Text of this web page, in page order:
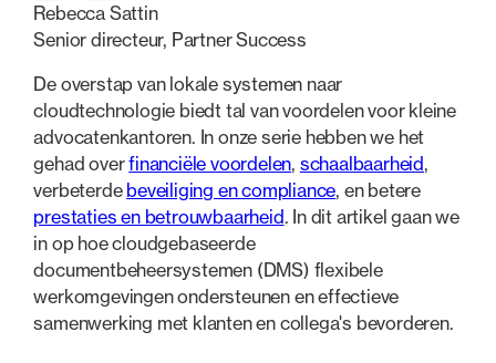
Rebecca Sattin
Senior directeur, Partner Success
De overstap van lokale systemen naar
cloudtechnologie biedt tal van voordelen voor kleine
advocatenkantoren. In onze serie hebben we het
gehad overfinanciële voordelen, schaalbaarheid,
verbeterde beveiliging en compliance, en betere
prestaties en betrouwbaarheid. In dit artikel gaan we
in op hoe cloudgebaseerde
documentbeheersystemen (DMS) flexibele
werkomgevingen ondersteunen en effectieve
samenwerking met klanten en collega's bevorderen.